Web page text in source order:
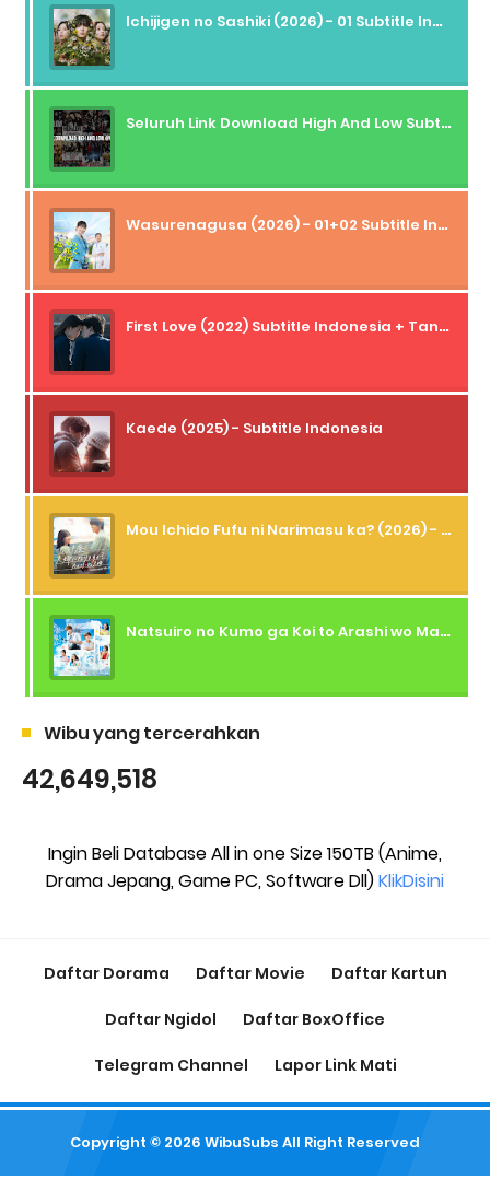
Ichijigen no Sashiki (2026) - 01 Subtitle Indonesia
Seluruh Link Download High And Low Subtitle Indonesia
Wasurenagusa (2026) - 01+02 Subtitle Indonesia
First Love (2022) Subtitle Indonesia + Tanpa Iklan + Streaming + 1080p
Kaede (2025) - Subtitle Indonesia
Mou Ichido Fufu ni Narimasu ka? (2026) - 01 Subtitle Indonesia
Natsuiro no Kumo ga Koi to Arashi wo Makiokosu (2026) - 01 Subtitle Indonesia
Wibu yang tercerahkan
42,649,518
Ingin Beli Database All in one Size 150TB (Anime,
Drama Jepang, Game PC, Software Dll)KlikDisini
Daftar Dorama Daftar Movie Daftar Kartun
Daftar Ngidol Daftar BoxOffice
Telegram Channel Lapor Link Mati
Copyright © 2026 WibuSubs All Right Reserved